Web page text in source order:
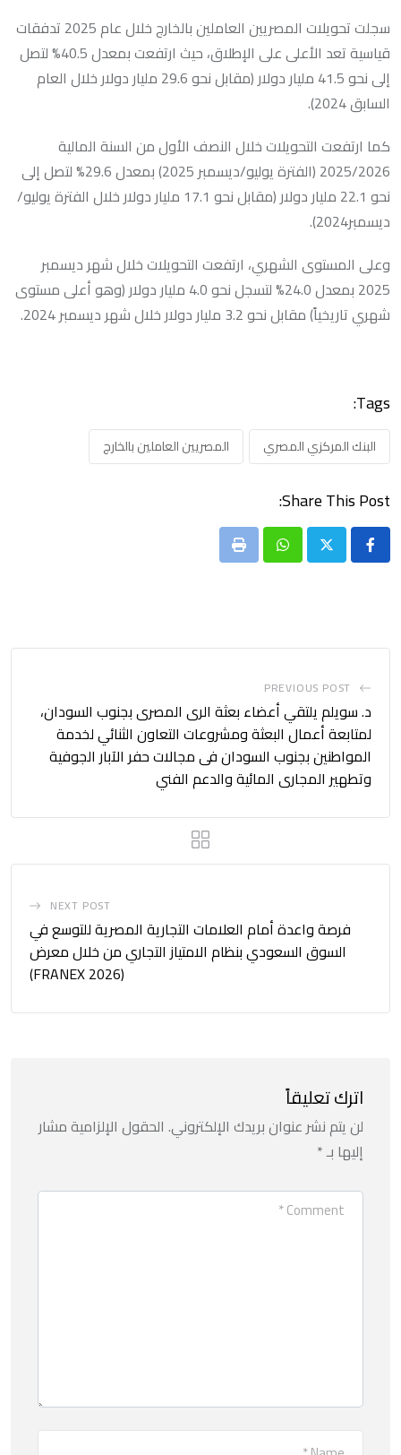
سجلت تحويلات المصريين العاملين بالخارج خلال عام 2025 تدفقات
قياسية تعد الأعلى على الإطلاق، حيث ارتفعت بمعدل 40.5% لتصل
إلى نحو 41.5 مليار دولار (مقابل نحو 29.6 مليار دولار خلال العام
السابق 2024).
كما ارتفعت التحويلات خلال النصف الأول من السنة المالية
2025/2026 (الفترة يوليو/ديسمبر 2025) بمعدل 29.6% لتصل إلى
نحو 22.1 مليار دولار (مقابل نحو 17.1 مليار دولار خلال الفترة يوليو/
ديسمبر2024).
وعلى المستوى الشهري، ارتفعت التحويلات خلال شهر ديسمبر
2025 بمعدل 24.0% لتسجل نحو 4.0 مليار دولار (وهو أعلى مستوى
شهري تاريخياً) مقابل نحو 3.2 مليار دولار خلال شهر ديسمبر 2024.
Tags:
البنك المركزي المصري المصريين العاملين بالخارج
Share This Post:
Whatsapp
Print
PREVIOUS POST
د. سويلم يلتقي أعضاء بعثة الرى المصرى بجنوب السودان،
لمتابعة أعمال البعثة ومشروعات التعاون الثنائي لخدمة
المواطنين بجنوب السودان فى مجالات حفر الآبار الجوفية
وتطهير المجارى المائية والدعم الفني
NEXT POST
فرصة واعدة أمام العلامات التجارية المصرية للتوسع في
السوق السعودي بنظام الامتياز التجاري من خلال معرض
(FRANEX 2026)
اترك تعليقاً
لن يتم نشر عنوان بريدك الإلكتروني. الحقول الإلزامية مشار
إليها بـ*